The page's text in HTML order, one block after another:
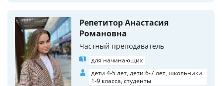
Репетитор Анастасия
Романовна
Частный преподаватель
для начинающих
дети 4-5 лет, дети 6-7 лет, школьники
1-9 класса, студенты